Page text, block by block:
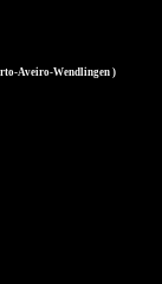
Aveiro-Wendlingen )